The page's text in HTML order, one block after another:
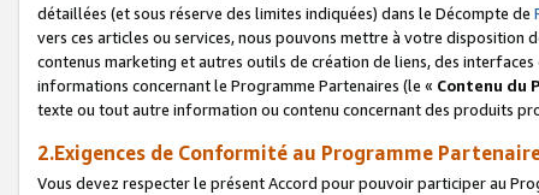
détaillées (et sous réserve des limites indiquées) dans le Décompte de
vers ces articles ou services, nous pouvons mettre à votre disposition
contenus marketing et autres outils de création de liens, des
informations concernant le Programme Partenaires (le « Contenu du
texte ou tout autre information ou contenu concernant des produits
2.Exigences de Conformité au Programme
Vous devez respecter le présent Accord pour pouvoir participer au